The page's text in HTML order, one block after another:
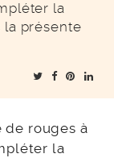
la
la présente
de rouges à
la